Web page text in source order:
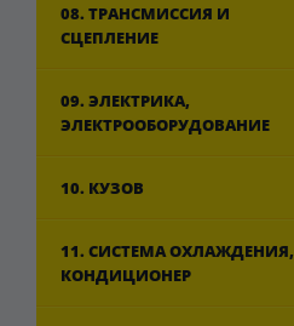
08. ТРАНСМИССИЯ И
СЦЕПЛЕНИЕ
09. ЭЛЕКТРИКА,
ЭЛЕКТРООБОРУДОВАНИЕ
10. КУЗОВ
11. СИСТЕМА ОХЛАЖДЕНИЯ,
КОНДИЦИОНЕР